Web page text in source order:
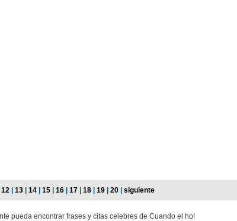
12 13 14 15 16 17 18 19 20 siguiente
pueda encontrar frases y citas celebres de Cuando el ho!